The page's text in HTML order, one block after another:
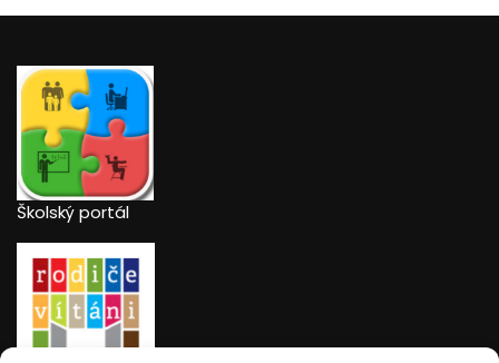
Školský portál